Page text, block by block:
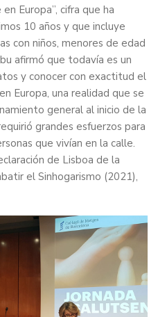
Europa”, cifra que ha
10 años y que incluye
con niños, menores de edad
afirmó que todavía es un
y conocer con exactitud el
Europa, una realidad que se
general al inicio de la
grandes esfuerzos para
que vivían en la calle.
de Lisboa de la
el Sinhogarismo (2021),